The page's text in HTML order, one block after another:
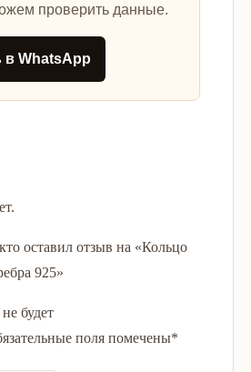
проверить данные.
в WhatsApp
оставил отзыв на «Кольцо
925»
будет
поля помечены*